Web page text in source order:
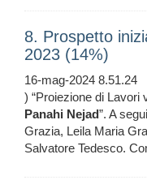
8. Prospetto
2023 (14%)
16-mag-2024 8.51.24
) “Proiezione di Lavori
Panahi Nejad”. A
Grazia, Leila Maria
Salvatore Tedesco.